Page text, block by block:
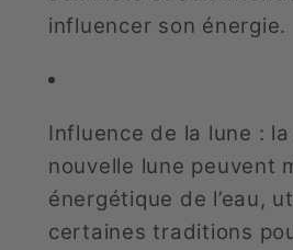
influencer son énergie.
Influence de la lune :
nouvelle lune peuvent
énergétique de l’eau,
certaines traditions